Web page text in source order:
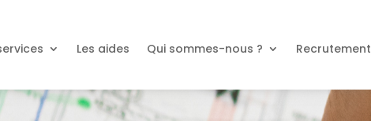
Les aides Qui sommes-nous ? Recrutement